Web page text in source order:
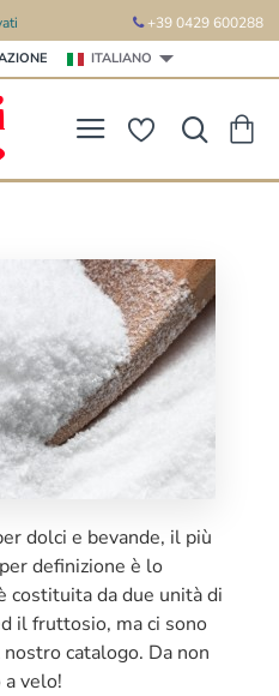
+39 0429 600288
ITALIANO
dolci e bevande, il più
definizione è lo
costituita da due unità di
il fruttosio, ma ci sono
catalogo. Da non
velo!